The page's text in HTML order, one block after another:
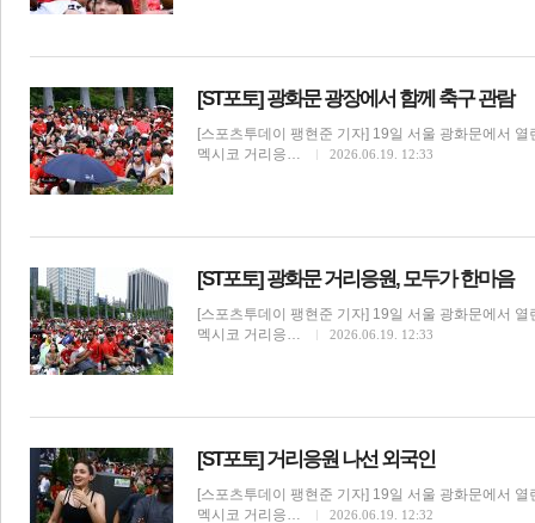
[ST포토] 광화문 광장에서 함께 축구 관람
[스포츠투데이 팽현준 기자] 19일 서울 광화문에서
멕시코 거리응…
2026.06.19. 12:33
[ST포토] 광화문 거리응원, 모두가 한마음
[스포츠투데이 팽현준 기자] 19일 서울 광화문에서
멕시코 거리응…
2026.06.19. 12:33
[ST포토] 거리응원 나선 외국인
[스포츠투데이 팽현준 기자] 19일 서울 광화문에서
멕시코 거리응…
2026.06.19. 12:32